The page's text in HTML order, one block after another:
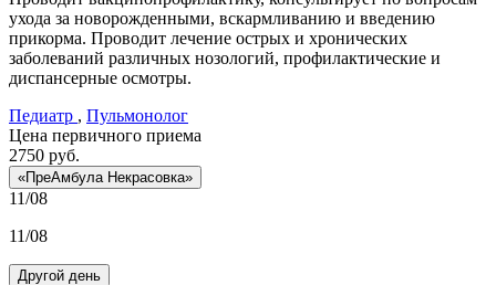
ухода за новорожденными, вскармливанию и введению
прикорма. Проводит лечение острых и хронических
заболеваний различных нозологий, профилактические и
диспансерные осмотры.
Педиатр , Пульмонолог
Цена первичного приема
2750 руб.
«ПреАмбула Некрасовка»
11/08
11/08
Другой день